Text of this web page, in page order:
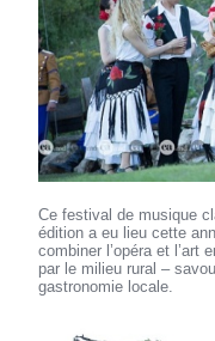
Ce festival de musique
édition a eu lieu cette
combiner l’opéra et l’art
par le milieu rural –
gastronomie locale.